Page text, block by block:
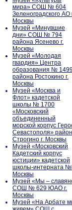
мира» СОШ № 604
Зеленоградского АО
Москвы
Музей «Минувшие
дни» СОШ № 794
района Ясенево г.
Москвы
Музей «Молодая
гвардия» Центра
образования №
района Ростокино г.
Москвы
Музей «Москва и
Флот» кадетской
школы № 1700
«Московский
объединенный
морской корпус
Севастополя»
Строгино г. Москвы
Музей «Московский
Кадетский корпус
юстиции» кадетской
школы-интерната
Москвы
Музей «Мы –
СОШ № 629 ЮАО г.
Москвы
Музей «На Арбате